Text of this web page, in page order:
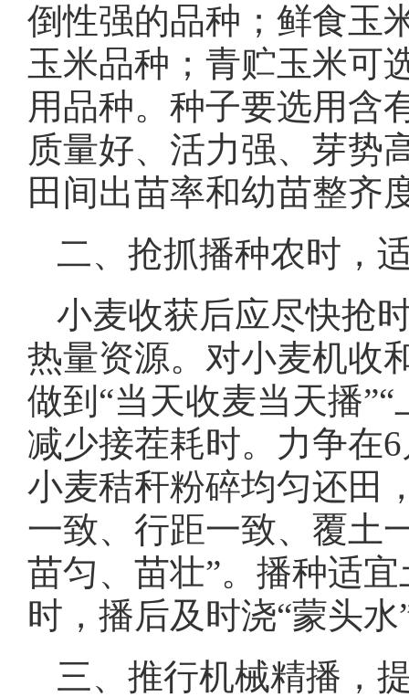
倒性强的品种；鲜食玉
玉米品种；青贮玉米可
用品种。种子要选用含
质量好、活力强、芽势
田间出苗率和幼苗整齐
二、抢抓播种农时，
小麦收获后应尽快抢
热量资源。对小麦机收
做到“当天收麦当天播
减少接茬耗时。力争在
小麦秸秆粉碎均匀还田
一致、行距一致、覆土
苗匀、苗壮”。播种适
时，播后及时浇“蒙头
三、推行机械精播，